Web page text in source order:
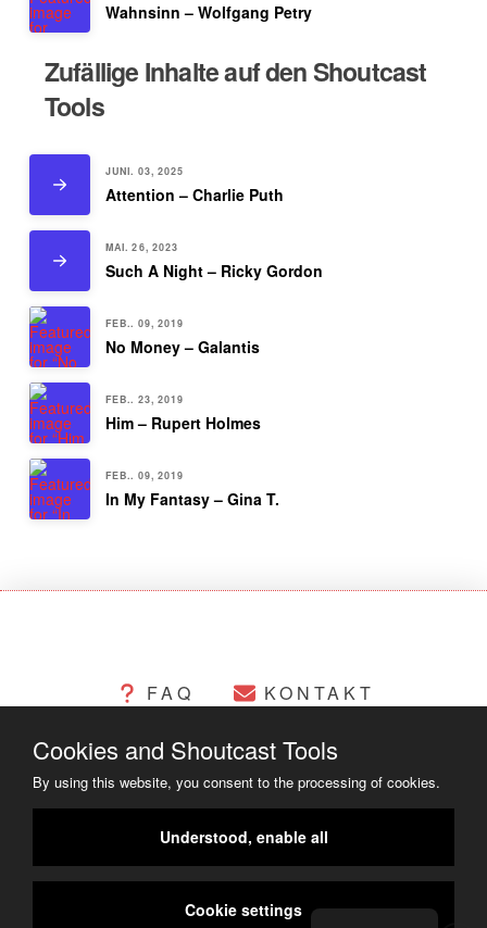
Wahnsinn – Wolfgang Petry
Zufällige Inhalte auf den Shoutcast
Tools
JUNI. 03, 2025
Attention – Charlie Puth
MAI. 26, 2023
Such A Night – Ricky Gordon
FEB.. 09, 2019
No Money – Galantis
FEB.. 23, 2019
Him – Rupert Holmes
FEB.. 09, 2019
In My Fantasy – Gina T.
FAQ KONTAKT
CHANGELOG COOKIES
COPYRIGHT ©2014 - 2023
Cookies and Shoutcast Tools
By using this website, you consent to the processing of cookies.
Understood, enable all
Cookie settings